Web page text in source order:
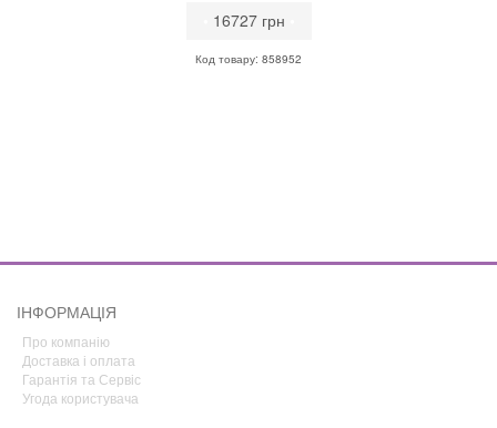
16727 грн
Код товару: 858952
ІНФОРМАЦІЯ
Про компанію
Доставка і оплата
Гарантія та Сервіс
Угода користувача